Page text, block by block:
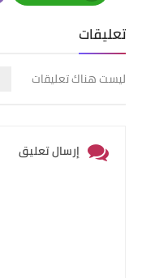
Whatsapp
تعليقات
ليست هناك تعليقات
إرسال تعليق